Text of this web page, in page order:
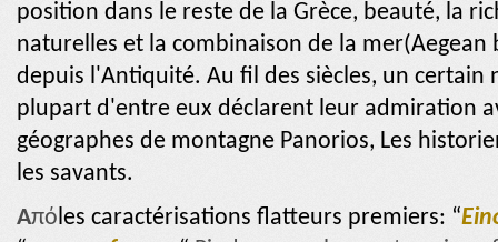
position dans le reste de la Grèce, beauté, la
naturelles et la combinaison de la mer(Aegean
depuis l'Antiquité. Au fil des siècles, un certain
plupart d'entre eux déclarent leur admiration
géographes de montagne Panorios, Les
les savants.
Aπό les caractérisations flatteurs premiers: “